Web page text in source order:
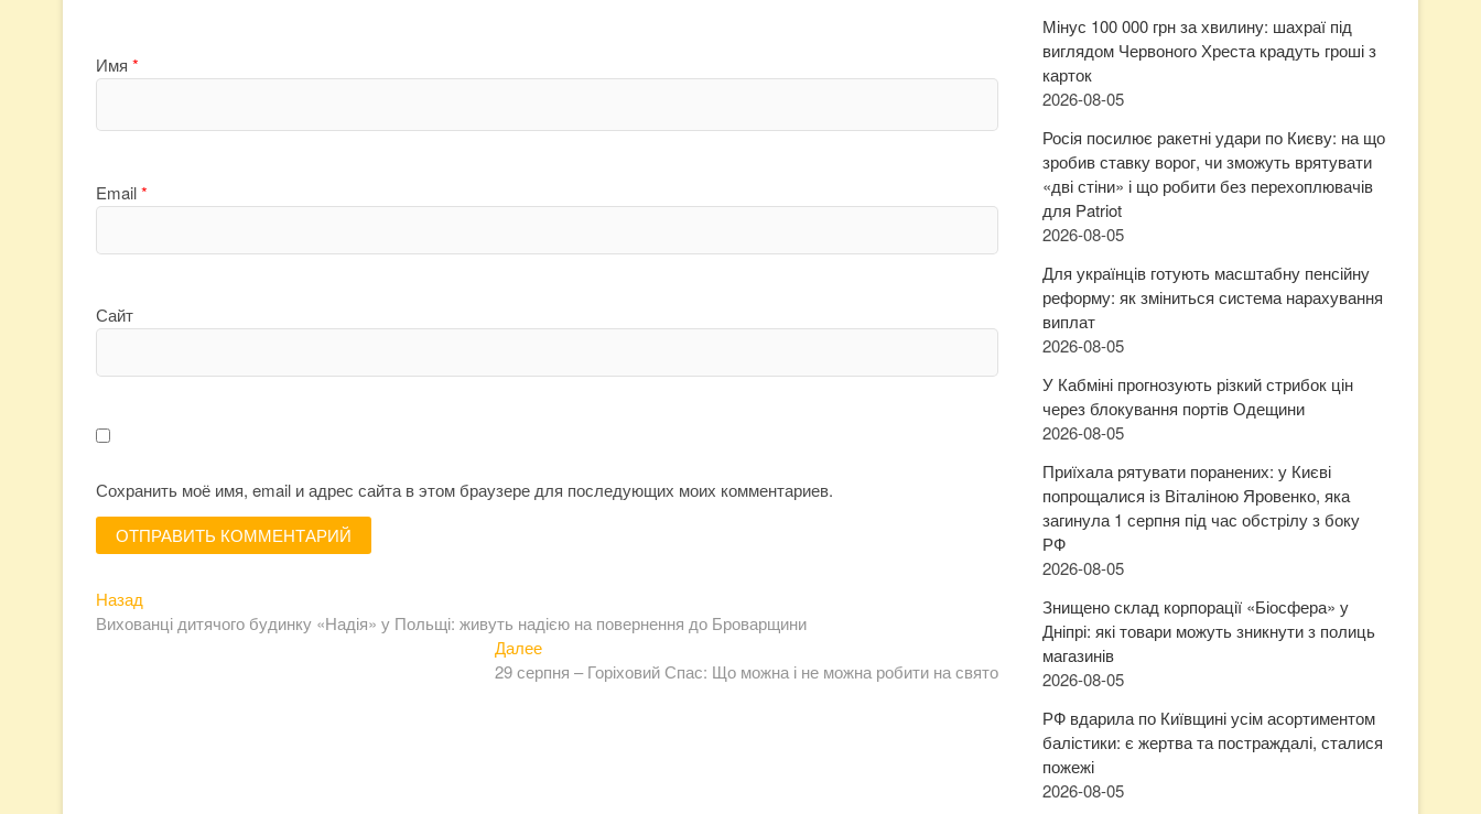
Имя *
Email*
Сайт
Сохранить моё имя, email и адрес сайта в этом браузере для последующих моих комментариев.
Навигация
по
Назад
запись:
Вихованці дитячого будинку «Надія» у Польщі: живуть надією на повернення до Броварщини
ДалееСледующая
запись:
29 серпня – Горіховий Спас: Що можна і не можна робити на свято
Мінус 100 000 грн за хвилину: шахраї під
виглядом Червоного Хреста крадуть гроші з
карток
2026-08-05
Росія посилює ракетні удари по Києву: на що
зробив ставку ворог, чи зможуть врятувати
«дві стіни» і що робити без перехоплювачів
для Patriot
2026-08-05
Для українців готують масштабну пенсійну
реформу: як зміниться система нарахування
виплат
2026-08-05
У Кабміні прогнозують різкий стрибок цін
через блокування портів Одещини
2026-08-05
Приїхала рятувати поранених: у Києві
попрощалися із Віталіною Яровенко, яка
загинула 1 серпня під час обстрілу з боку
РФ
2026-08-05
Знищено склад корпорації «Біосфера» у
Дніпрі: які товари можуть зникнути з полиць
магазинів
2026-08-05
РФ вдарила по Київщині усім асортиментом
балістики: є жертва та постраждалі, сталися
пожежі
2026-08-05